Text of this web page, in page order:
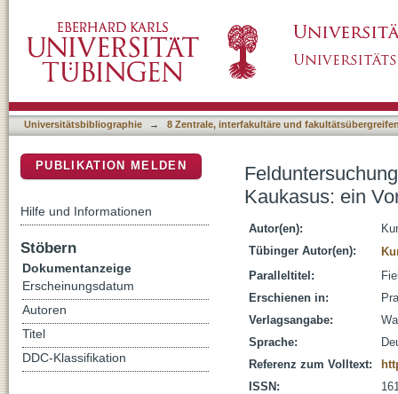
Universitätsbibliographie → 8 Zentrale, interfakultäre und
Kaukasus: ein
Autor(en):
Tübinger Autor(en):
Paralleltitel:
Erschienen in:
Verlagsangabe:
Sprache:
Referenz zum Volltext:
ISSN:
PUBLIKATION MELDEN
Hilfe und Informationen
Stöbern
Dokumentanzeige
Erscheinungsdatum
Autoren
Titel
DDC-Klassifikation